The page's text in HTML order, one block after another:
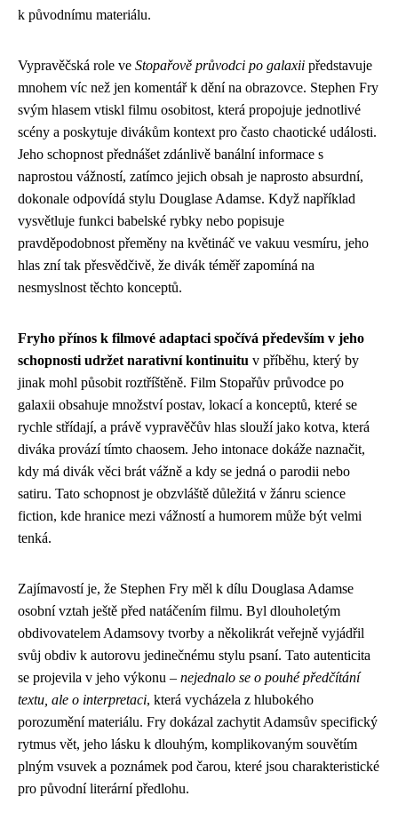
k původnímu materiálu.
Vypravěčská role ve Stopařově průvodci po galaxii představuje
mnohem víc než jen komentář k dění na obrazovce. Stephen Fry
svým hlasem vtiskl filmu osobitost, která propojuje jednotlivé
scény a poskytuje divákům kontext pro často chaotické události.
Jeho schopnost přednášet zdánlivě banální informace s
naprostou vážností, zatímco jejich obsah je naprosto absurdní,
dokonale odpovídá stylu Douglase Adamse. Když například
vysvětluje funkci babelské rybky nebo popisuje
pravděpodobnost přeměny na květináč ve vakuu vesmíru, jeho
hlas zní tak přesvědčivě, že divák téměř zapomíná na
nesmyslnost těchto konceptů.
Fryho přínos k filmové adaptaci spočívá především v jeho
schopnosti udržet narativní kontinuitu v příběhu, který by
jinak mohl působit roztříštěně. Film Stopařův průvodce po
galaxii obsahuje množství postav, lokací a konceptů, které se
rychle střídají, a právě vypravěčův hlas slouží jako kotva, která
diváka provází tímto chaosem. Jeho intonace dokáže naznačit,
kdy má divák věci brát vážně a kdy se jedná o parodii nebo
satiru. Tato schopnost je obzvláště důležitá v žánru science
fiction, kde hranice mezi vážností a humorem může být velmi
tenká.
Zajímavostí je, že Stephen Fry měl k dílu Douglasa Adamse
osobní vztah ještě před natáčením filmu. Byl dlouholetým
obdivovatelem Adamsovy tvorby a několikrát veřejně vyjádřil
svůj obdiv k autorovu jedinečnému stylu psaní. Tato autenticita
se projevila v jeho výkonu – nejednalo se o pouhé předčítání
textu, ale o interpretaci, která vycházela z hlubokého
porozumění materiálu. Fry dokázal zachytit Adamsův specifický
rytmus vět, jeho lásku k dlouhým, komplikovaným souvětím
plným vsuvek a poznámek pod čarou, které jsou charakteristické
pro původní literární předlohu.